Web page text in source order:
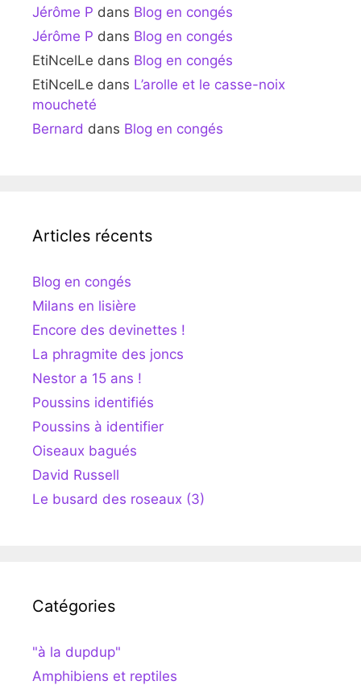
Jérôme P dans Blog en congés
Jérôme P dans Blog en congés
EtiNcelLe dans Blog en congés
EtiNcelLe dans L’arolle et le casse-noix
moucheté
Bernard dans Blog en congés
Articles récents
Blog en congés
Milans en lisière
Encore des devinettes !
La phragmite des joncs
Nestor a 15 ans !
Poussins identifiés
Poussins à identifier
Oiseaux bagués
David Russell
Le busard des roseaux (3)
Catégories
"à la dupdup"
Amphibiens et reptiles